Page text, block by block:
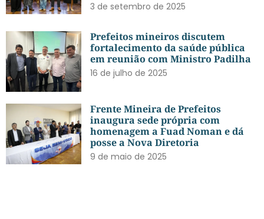
3 de setembro de 2025
Prefeitos mineiros discutem
fortalecimento da saúde pública
em reunião com Ministro Padilha
16 de julho de 2025
Frente Mineira de Prefeitos
inaugura sede própria com
homenagem a Fuad Noman e dá
posse a Nova Diretoria
9 de maio de 2025